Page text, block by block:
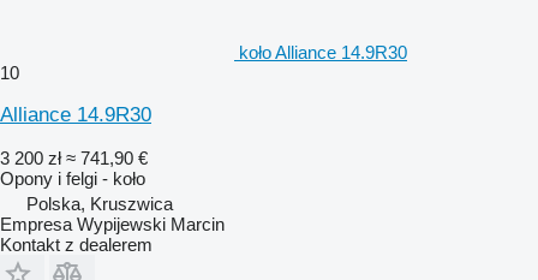
koło Alliance 14.9R30
10
Alliance 14.9R30
3 200 zł ≈ 741,90 €
Opony i felgi - koło
Polska, Kruszwica
Empresa Wypijewski Marcin
Kontakt z dealerem